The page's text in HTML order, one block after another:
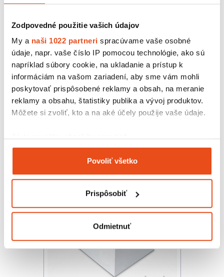
Zodpovedné použitie vašich údajov
My a naši 1022 partneri spracúvame vaše osobné
údaje, napr. vaše číslo IP pomocou technológie, ako sú
napríklad súbory cookie, na ukladanie a prístup k
informáciám na vašom zariadení, aby sme vám mohli
poskytovať prispôsobené reklamy a obsah, na meranie
reklamy a obsahu, štatistiky publika a vývoj produktov.
Môžete si zvoliť, kto a na aké účely použije vaše údaje.
Zhromažďovať informácie o vašej geografickej
polohe s presnosťou na niekoľko metrov
Identifikovať vaše zariadenie aktívnym
Viac informácií o tom, ako sa spracúvajú vaše osobné
údaje, nájdete v časti svašimi nastaveniami
o používaní súborov cookie.
Na prispôsobenie obsahu a reklám, poskytovanie funkcií
Povoliť všetko
Prispôsobiť
Odmietnuť
Podložka pod zákusok 10x10 cm
čierna
100 ks v balení